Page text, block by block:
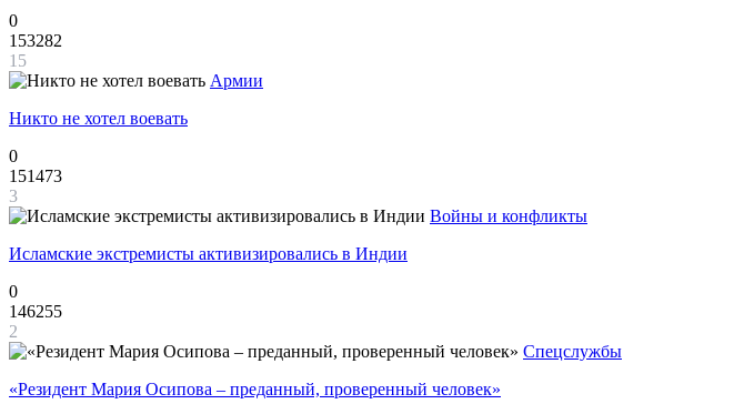
0
153282
15
Армии
Никто не хотел воевать
0
151473
3
Войны и конфликты
Исламские экстремисты активизировались в Индии
0
146255
2
Спецслужбы
«Резидент Мария Осипова – преданный, проверенный человек»